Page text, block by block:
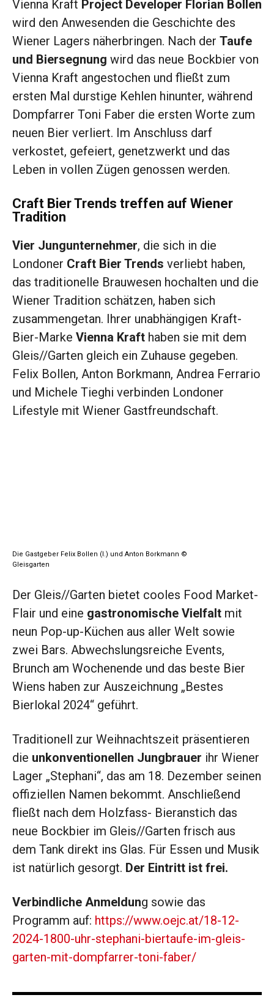
Vienna Kraft Project Developer Florian Bollen
wird den Anwesenden die Geschichte des
Wiener Lagers näherbringen. Nach der Taufe
und Biersegnung wird das neue Bockbier von
Vienna Kraft angestochen und fließt zum
ersten Mal durstige Kehlen hinunter, während
Dompfarrer Toni Faber die ersten Worte zum
neuen Bier verliert. Im Anschluss darf
verkostet, gefeiert, genetzwerkt und das
Leben in vollen Zügen genossen werden.
Craft Bier Trends treffen auf Wiener
Tradition
Vier Jungunternehmer, die sich in die
Londoner Craft Bier Trends verliebt haben,
das traditionelle Brauwesen hochalten und die
Wiener Tradition schätzen, haben sich
zusammengetan. Ihrer unabhängigen Kraft-
Bier-Marke Vienna Kraft haben sie mit dem
Gleis//Garten gleich ein Zuhause gegeben.
Felix Bollen, Anton Borkmann, Andrea Ferrario
und Michele Tieghi verbinden Londoner
Lifestyle mit Wiener Gastfreundschaft.
Die Gastgeber Felix Bollen (l.) und Anton Borkmann ©
Gleisgarten
Der Gleis//Garten bietet cooles Food Market-
Flair und eine gastronomische Vielfalt mit
neun Pop-up-Küchen aus aller Welt sowie
zwei Bars. Abwechslungsreiche Events,
Brunch am Wochenende und das beste Bier
Wiens haben zur Auszeichnung „Bestes
Bierlokal 2024“ geführt.
Traditionell zur Weihnachtszeit präsentieren
die unkonventionellen Jungbrauer ihr Wiener
Lager „Stephani“, das am 18. Dezember seinen
offiziellen Namen bekommt. Anschließend
fließt nach dem Holzfass- Bieranstich das
neue Bockbier im Gleis//Garten frisch aus
dem Tank direkt ins Glas. Für Essen und Musik
ist natürlich gesorgt. Der Eintritt ist frei.
Verbindliche Anmeldung sowie das
Programm auf: https://www.oejc.at/18-12-
2024-1800-uhr-stephani-biertaufe-im-gleis-
garten-mit-dompfarrer-toni-faber/